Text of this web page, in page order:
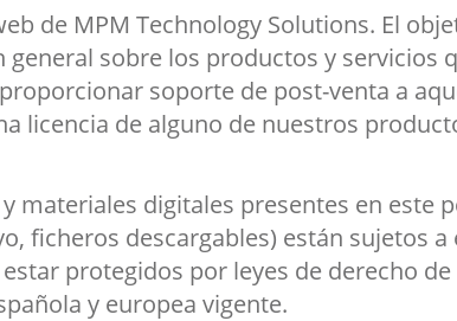
de MPM Technology Solutions. El
sobre los productos y servicios
soporte de post-venta a
licencia de alguno de nuestros
materiales digitales presentes en este
ficheros descargables) están sujetos
protegidos por leyes de derecho
y europea vigente.